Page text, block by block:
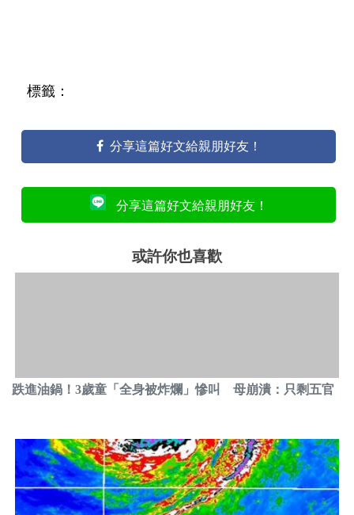
標籤：
分享這篇好文給親朋好友！
分享這篇好文給親朋好友！
或許你也喜歡
跌進油鍋！3歲童「全身被炸爛」慘叫 母崩潰：只剩五官